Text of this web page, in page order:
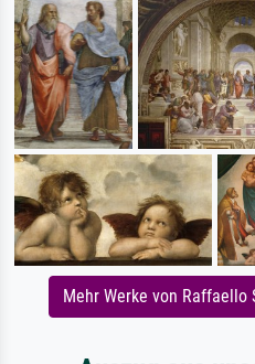
Mehr Werke von Raffaello